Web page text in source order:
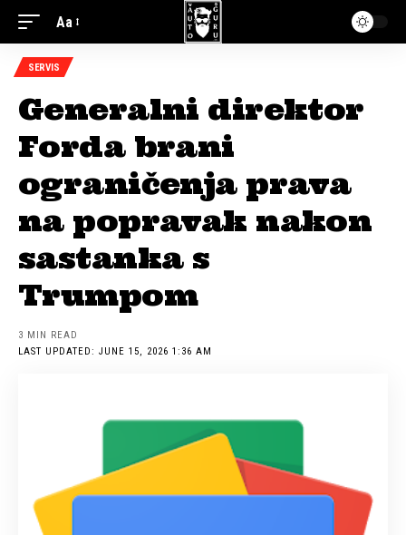
Aa
SERVIS
Generalni direktor
Forda brani
ograničenja prava
na popravak nakon
sastanka s
Trumpom
LAST UPDATED: JUNE 15, 2026 1:36 AM
3 MIN READ